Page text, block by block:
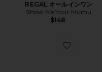
REGAL オールインワン
Show Me Your Mumu
$148
Favorite